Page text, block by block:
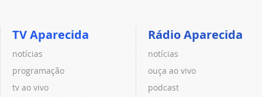
TV Aparecida
notícias
programação
tv ao vivo
Rádio Aparecida
notícias
ouça ao vivo
podcast